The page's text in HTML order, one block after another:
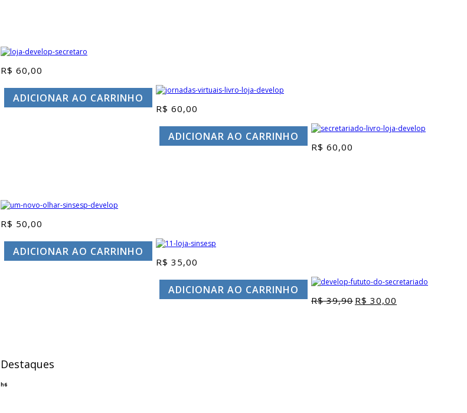
R$ 60,00
ADICIONAR AO CARRINHO
R$ 60,00
ADICIONAR AO CARRINHO
R$ 60,00
R$ 50,00
ADICIONAR AO CARRINHO
R$ 35,00
ADICIONAR AO CARRINHO
R$39,90 O
R$ 30,00
Destaques
h6